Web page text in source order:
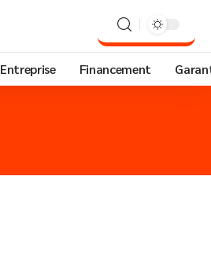
Entreprise Financement